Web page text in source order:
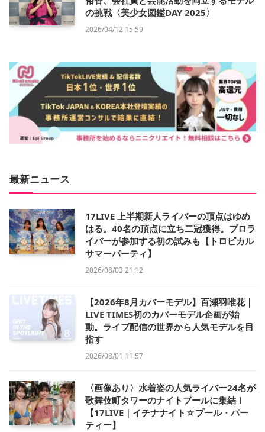
の挑戦〈美少女図鑑DAY 2025〉
2026/04/12 15:59
最新ニュース
17LIVE 上半期新人ライバーの頂点はゆめ
はる。40名の頂点に立ち二冠獲得。プロラ
イバーが参加する初の試みも【トロピカル
サマーパーティ】
2026/08/03 21:12
【2026年8月カバーモデル】百瀬羽唯花｜
LIVE TIMES初のカバーモデル企画が始
動。ライブ配信の世界から人気モデルを目
指す
2026/08/01 11:57
〈画像あり〉水着姿の人気ライバー24名が
歌舞伎町タワーのナイトプールに集結！
【17LIVE｜イチナナイト☆プール・パー
ティー】